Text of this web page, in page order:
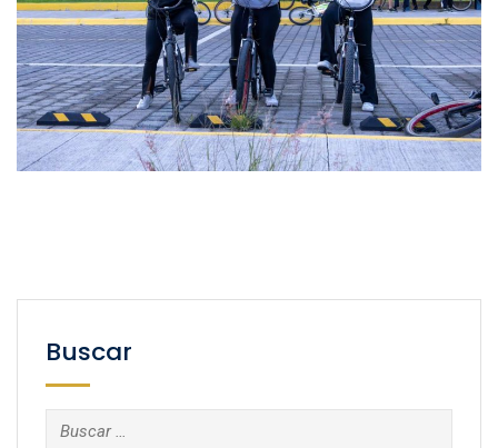
Buscar
Buscar: